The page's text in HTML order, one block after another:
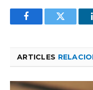
FacebookTwitter
ARTICLES